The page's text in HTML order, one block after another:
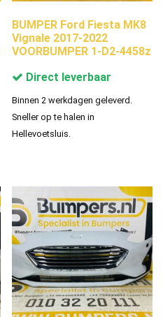
BUMPER Ford Fiesta MK8
Vignale 2017-2022
VOORBUMPER 1-D2-4458z
Direct leverbaar
Binnen 2 werkdagen geleverd.
Sneller op te halen in
Hellevoetsluis.